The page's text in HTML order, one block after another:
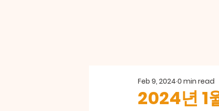
2024년 1
Feb 9, 2024 0 min read